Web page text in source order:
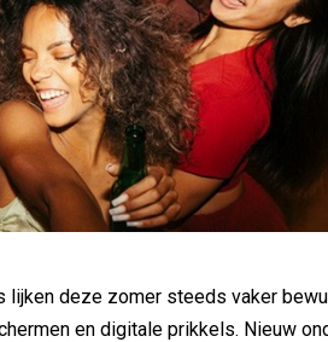
lijken deze zomer steeds vaker
en digitale prikkels. Nieuw